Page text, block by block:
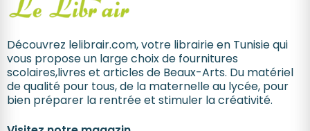
Découvrez lelibrair.com, votre librairie en Tunisie qui
vous propose un large choix de fournitures
scolaires,livres et articles de Beaux-Arts. Du matériel
de qualité pour tous, de la maternelle au lycée, pour
bien préparer la rentrée et stimuler la créativité.